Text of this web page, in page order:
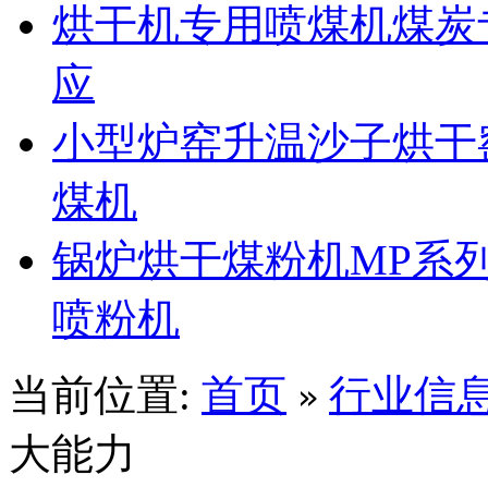
烘干机专用喷煤机煤
应
小型炉窑升温沙子烘
煤机
锅炉烘干煤粉机MP系
喷粉机
当前位置: 首页 » 行业信
大能力